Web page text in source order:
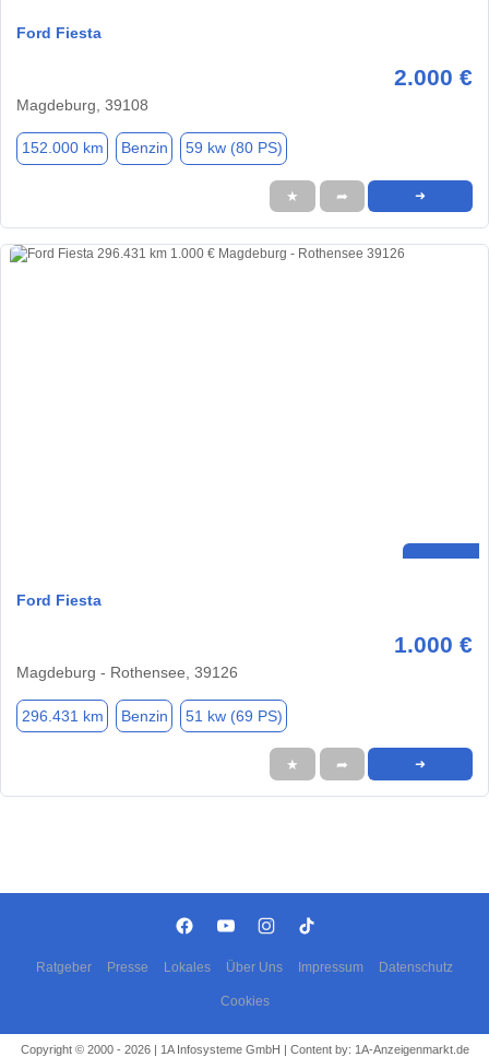
Ford Fiesta
2.000 €
Magdeburg, 39108
152.000 km Benzin 59 kw (80 PS)
★ ➦ ➜
Ford Fiesta
1.000 €
Magdeburg - Rothensee, 39126
296.431 km Benzin 51 kw (69 PS)
★ ➦ ➜
Ratgeber Presse Lokales Über Uns Impressum Datenschutz
Cookies
Copyright © 2000 - 2026 | 1A Infosysteme GmbH | Content by: 1A-Anzeigenmarkt.de